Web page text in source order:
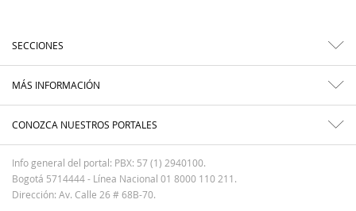
SECCIONES
MÁS INFORMACIÓN
CONOZCA NUESTROS PORTALES
Info general del portal: PBX: 57 (1) 2940100.
Bogotá 5714444 - Línea Nacional 01 8000 110 211.
Dirección: Av. Calle 26 # 68B-70.